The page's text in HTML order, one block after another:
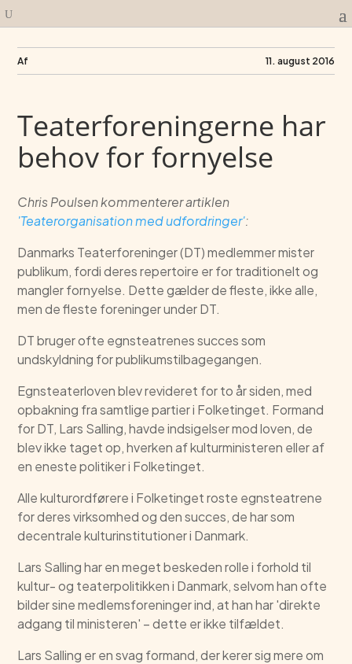
Af 11. august 2016
Teaterforeningerne har
behov for fornyelse
Chris Poulsen kommenterer artiklen
'Teaterorganisation med udfordringer':
Danmarks Teaterforeninger (DT) medlemmer mister
publikum, fordi deres repertoire er for traditionelt og
mangler fornyelse. Dette gælder de fleste, ikke alle,
men de fleste foreninger under DT.
DT bruger ofte egnsteatrenes succes som
undskyldning for publikumstilbagegangen.
Egnsteaterloven blev revideret for to år siden, med
opbakning fra samtlige partier i Folketinget. Formand
for DT, Lars Salling, havde indsigelser mod loven, de
blev ikke taget op, hverken af kulturministeren eller af
en eneste politiker i Folketinget.
Alle kulturordførere i Folketinget roste egnsteatrene
for deres virksomhed og den succes, de har som
decentrale kulturinstitutioner i Danmark.
Lars Salling har en meget beskeden rolle i forhold til
kultur- og teaterpolitikken i Danmark, selvom han ofte
bilder sine medlemsforeninger ind, at han har 'direkte
adgang til ministeren' – dette er ikke tilfældet.
Lars Salling er en svag formand, der kerer sig mere om